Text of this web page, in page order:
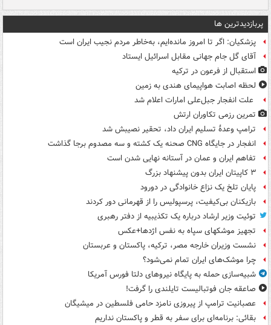
پربازدیدترین ها
پزشکیان: اگر تا امروز مانده‌ایم، به‌خاطر مردم نجیب ایران است
آقای گل جام جهانی مقابل اسرائیل ایستاد
استقبال از فرعون در ترکیه
لحظه اصابت هواپیمای هندی به زمین
علت انفجار جبل‌علی امارات اعلام شد
تمرین رزمی تکاوران ارتش
ترامپ وعدۀ تسلیم ایران داد، تحقیر نصیبش شد
انفجار در جایگاه CNG صحنه یک کشته و سه مصدوم برجا گذاشت
تفاهم ایران و عمان در آستانه نهایی شدن است
۳ کاپیتان ایران بدون پیشنهاد بزرگ
پایان تلخ یک نزاع خانوادگی در دورود
بازیکنان بی‌کیفیت، پرسپولیس را از قهرمانی دور کردند
توئیت وزیر ارشاد درباره یک تکذیبیه از دفتر رهبری
تجهیز موشکهای سپاه به نفس اژدها+عکس
نشست وزیران خارجه مصر، ترکیه، پاکستان و عربستان
چرا موشک‌های ایران تمام نمی‌شود؟
شبیه‌سازی حمله به پایگاه نیروهای دلتا فورس آمریکا
صاعقه جان فوتبالیست تایلندی را گرفت!
عصبانیت ترامپ از پیروزی نامزد حامی فلسطین در میشیگان
بقائی: برنامه‌ای برای سفر به قطر و پاکستان نداریم